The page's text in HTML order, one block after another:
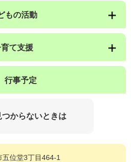
もの活動
て支援
行事予定
つからないときは
位堂3丁目464-1